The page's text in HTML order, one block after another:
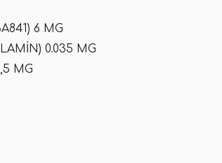
6 MG
0.035 MG
MG